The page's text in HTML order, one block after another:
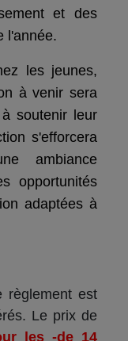
et des
l'année.
les jeunes,
à venir sera
soutenir leur
s'efforcera
ambiance
opportunités
adaptées à
règlement est
Le prix de
les -de 14